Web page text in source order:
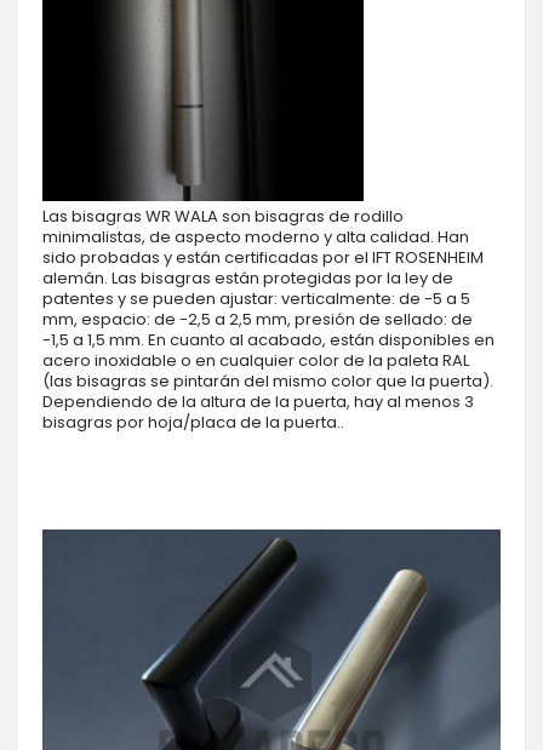
Las bisagras WR WALA son bisagras de rodillo
minimalistas, de aspecto moderno y alta calidad. Han
sido probadas y están certificadas por el IFT ROSENHEIM
alemán. Las bisagras están protegidas por la ley de
patentes y se pueden ajustar: verticalmente: de -5 a 5
mm, espacio: de -2,5 a 2,5 mm, presión de sellado: de
-1,5 a 1,5 mm. En cuanto al acabado, están disponibles en
acero inoxidable o en cualquier color de la paleta RAL
(las bisagras se pintarán del mismo color que la puerta).
Dependiendo de la altura de la puerta, hay al menos 3
bisagras por hoja/placa de la puerta..